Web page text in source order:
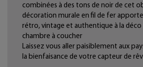
combinées à des tons de noir de cet
décoration murale en fil de fer
rétro, vintage et authentique à la
chambre à coucher
Laissez vous aller paisiblement aux
la bienfaisance de votre capteur de